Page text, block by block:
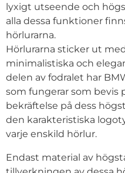
lyxigt utseende och
alla dessa funktioner
hörlurarna.
Hörlurarna sticker ut
minimalistiska och
delen av fodralet har
som fungerar som
bekräftelse på dess
den karakteristiska
varje enskild hörlur.
Endast material av